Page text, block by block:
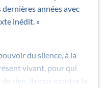
années avec
inédit. »
du silence, à la
vivant, pour qui
de rien, il nous montre la